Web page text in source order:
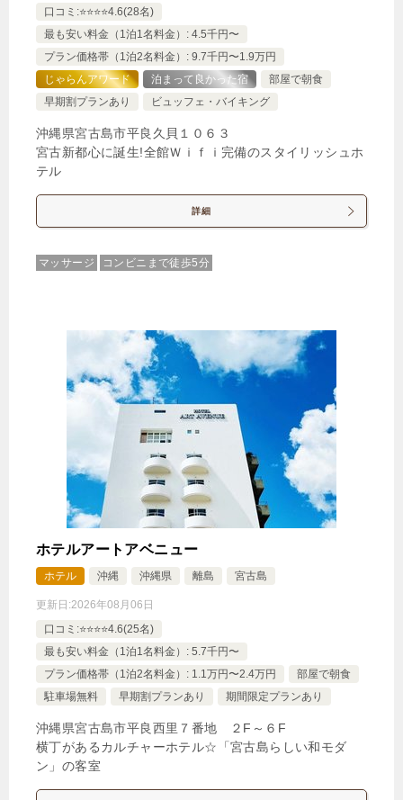
口コミ:⭐️⭐️⭐️⭐️4.6(28名)
最も安い料金（1泊1名料金）: 4.5千円〜
プラン価格帯（1泊2名料金）: 9.7千円〜1.9万円
じゃらんアワード
泊まって良かった宿
部屋で朝食
早期割プランあり
ビュッフェ・バイキング
沖縄県宮古島市平良久貝１０６３
宮古新都心に誕生!全館Ｗｉｆｉ完備のスタイリッシュホ
テル
詳細
マッサージ コンビニまで徒歩5分
ホテルアートアベニュー
ホテル 沖縄 沖縄県 離島 宮古島
更新日:2026年08月06日
口コミ:⭐️⭐️⭐️⭐️4.6(25名)
最も安い料金（1泊1名料金）: 5.7千円〜
プラン価格帯（1泊2名料金）: 1.1万円〜2.4万円
部屋で朝食
駐車場無料
早期割プランあり 期間限定プランあり
沖縄県宮古島市平良西里７番地 ２F～６F
横丁があるカルチャーホテル☆「宮古島らしい和モダ
ン」の客室